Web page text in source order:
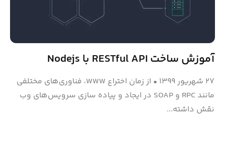
آموزش ساخت RESTful API با Nodejs
۲۷ شهریور ۱۳۹۹ •
از زمان اختراع WWW، فناوری‌های مختلفی
مانند RPC و SOAP در ایجاد و پیاده سازی سرویس‌های وب
نقش داشته‌...